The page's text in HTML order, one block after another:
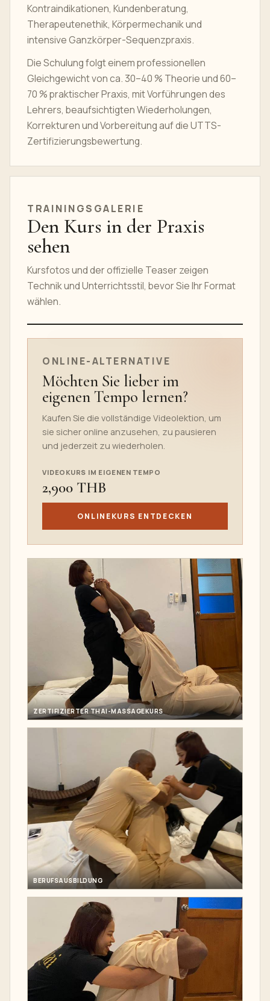
Kontraindikationen, Kundenberatung,
Therapeutenethik, Körpermechanik und
intensive Ganzkörper-Sequenzpraxis.
Die Schulung folgt einem professionellen
Gleichgewicht von ca. 30–40 % Theorie und 60–
70 % praktischer Praxis, mit Vorführungen des
Lehrers, beaufsichtigten Wiederholungen,
Korrekturen und Vorbereitung auf die UTTS-
Zertifizierungsbewertung.
TRAININGSGALERIE
Den Kurs in der Praxis
sehen
Kursfotos und der offizielle Teaser zeigen
Technik und Unterrichtsstil, bevor Sie Ihr Format
wählen.
TEASER DES ONLINEKURSES
ONLINE-ALTERNATIVE
Möchten Sie lieber im
eigenen Tempo lernen?
Kaufen Sie die vollständige Videolektion, um
sie sicher online anzusehen, zu pausieren
und jederzeit zu wiederholen.
VIDEOKURS IM EIGENEN TEMPO
2,900 THB
ONLINEKURS ENTDECKEN
ZERTIFIZIERTER THAI-MASSAGEKURS
BERUFSAUSBILDUNG